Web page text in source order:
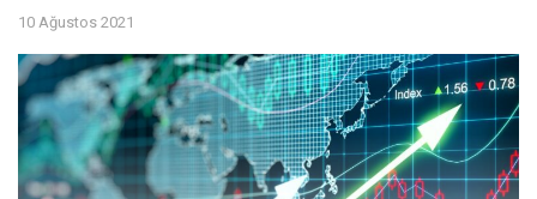
10 Ağustos 2021